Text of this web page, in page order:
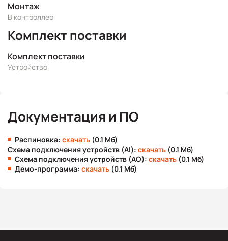
Монтаж
В контроллер
Комплект поставки
Комплект поставки
Устройство
Документация и ПО
Распиновка: скачать (0.1 Мб)
Схема подключения устройств (AI): скачать (0.1 Мб)
Схема подключения устройств (AO): скачать (0.1 Мб)
Демо-программа: скачать (0.1 Мб)